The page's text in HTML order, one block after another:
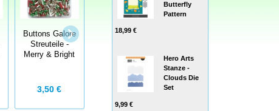
Buttons Galore
Streuteile -
Merry & Bright
3,50 €
RICO DESIGN -
3,29 €
Winter Whimsey
Butterfly
Pattern
18,99 €
Hero Arts
Stanze -
Clouds Die
Set
9,99 €